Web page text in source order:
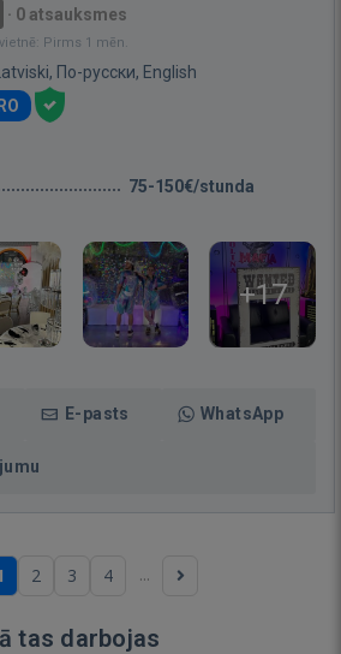
· 0 atsauksmes
Pirms 1 mēn.
По-русски, English
75-150€/stunda
+17
E-pasts WhatsApp
2 3 4 ...
tas darbojas